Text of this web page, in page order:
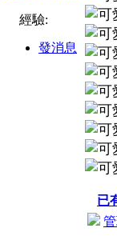
經驗:
發消息
已